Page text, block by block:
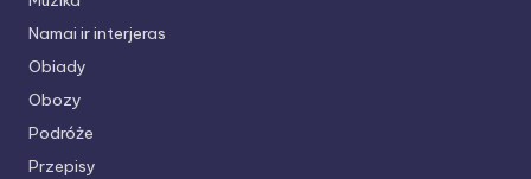
Namai ir interjeras
Obiady
Obozy
Podróże
Przepisy